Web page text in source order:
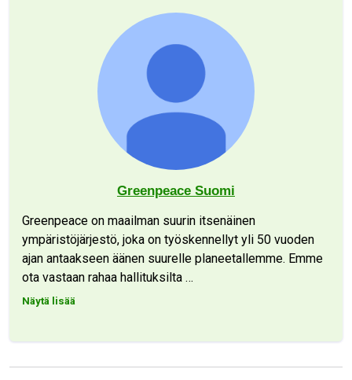
Greenpeace Suomi
Greenpeace on maailman suurin itsenäinen
ympäristöjärjestö, joka on työskennellyt yli 50 vuoden
ajan antaakseen äänen suurelle planeetallemme. Emme
ota vastaan rahaa hallituksilta …
Näytä lisää